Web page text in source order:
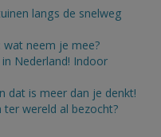
langs de snelweg
neem je mee?
Nederland! Indoor
dat is meer dan je denkt!
wereld al bezocht?